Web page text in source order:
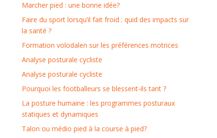
Marcher pied : une bonne idée?
Faire du sport lorsqu’il fait froid : quid des impacts sur
la santé ?
Formation volodalen sur les préférences motrices
Analyse posturale cycliste
Analyse posturale cycliste
Pourquoi les footballeurs se blessent-ils tant ?
La posture humaine : les programmes posturaux
statiques et dynamiques
Talon ou médio pied à la course à pied?